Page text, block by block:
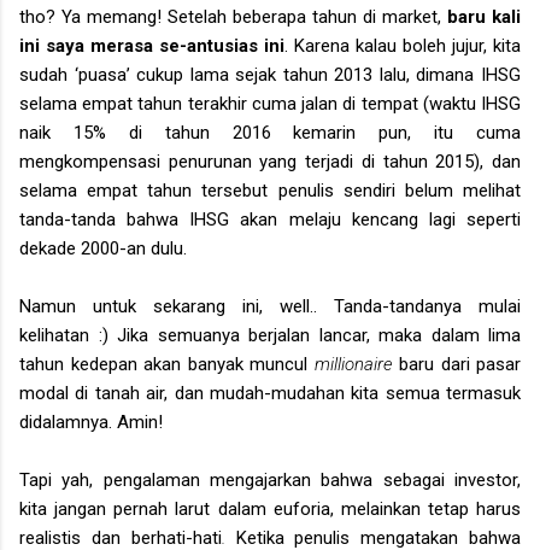
tho? Ya memang! Setelah beberapa tahun di market, baru kali
ini saya merasa se-antusias ini . Karena kalau boleh jujur, kita
sudah ‘puasa’ cukup lama sejak tahun 2013 lalu, dimana IHSG
selama empat tahun terakhir cuma jalan di tempat (waktu IHSG
naik 15% di tahun 2016 kemarin pun, itu cuma
mengkompensasi penurunan yang terjadi di tahun 2015), dan
selama empat tahun tersebut penulis sendiri belum melihat
tanda-tanda bahwa IHSG akan melaju kencang lagi seperti
dekade 2000-an dulu.
Namun untuk sekarang ini, well.. Tanda-tandanya mulai
kelihatan :) Jika semuanya berjalan lancar, maka dalam lima
tahun kedepan akan banyak muncul millionaire baru dari pasar
modal di tanah air, dan mudah-mudahan kita semua termasuk
didalamnya. Amin!
Tapi yah, pengalaman mengajarkan bahwa sebagai investor,
kita jangan pernah larut dalam euforia, melainkan tetap harus
realistis dan berhati-hati. Ketika penulis mengatakan bahwa